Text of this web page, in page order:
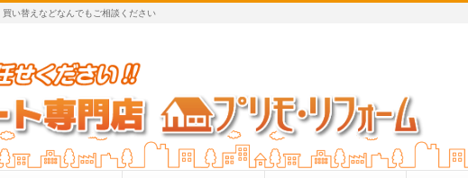
い替えなどなんでもご相談ください